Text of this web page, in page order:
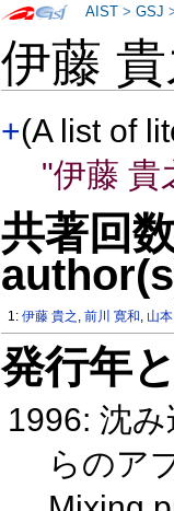
伊藤
+(A list of
"伊藤 貴
共著回
1:伊藤 貴之 ,前川 寛和, 山
発行年
1996: 沈
らのア
AIST >GSJ